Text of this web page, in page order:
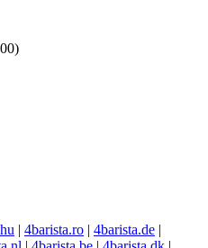
| 4barista.ro | 4barista.de |